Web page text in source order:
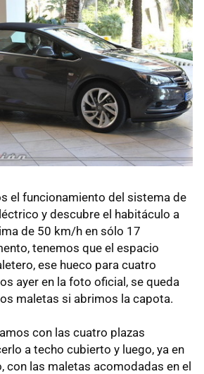
el funcionamiento del sistema de
y descubre el habitáculo a
de 50 km/h en sólo 17
tenemos que el espacio
ese hueco para cuatro
ayer en la foto oficial, se queda
maletas si abrimos la capota.
con las cuatro plazas
a techo cubierto y luego, ya en
con las maletas acomodadas en el